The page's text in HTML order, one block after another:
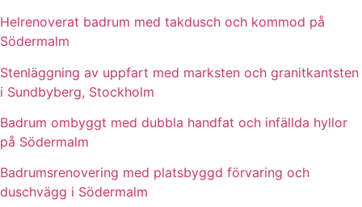
Helrenoverat badrum med takdusch och kommod på
Södermalm
Stenläggning av uppfart med marksten och granitkantsten
i Sundbyberg, Stockholm
Badrum ombyggt med dubbla handfat och infällda hyllor
på Södermalm
Badrumsrenovering med platsbyggd förvaring och
duschvägg i Södermalm